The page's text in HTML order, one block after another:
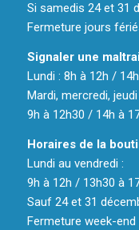
Si samedis 24 et 31
Fermeture jours
Signaler une
Lundi : 8h à 12h /
Mardi, mercredi,
9h à 12h30 / 14h à
Horaires de la
Lundi au vendredi :
9h à 12h / 13h30 à
Sauf 24 et 31
Fermeture week-